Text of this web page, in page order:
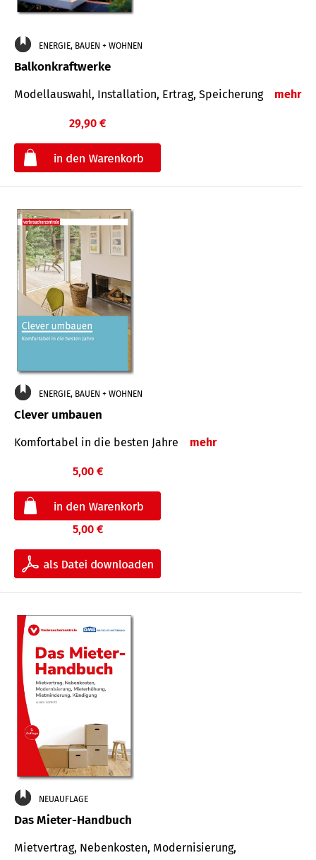
ENERGIE, BAUEN + WOHNEN
Balkonkraftwerke
Modellauswahl, Installation, Ertrag, Speicherung mehr
29,90 €
ENERGIE, BAUEN + WOHNEN
Clever umbauen
Komfortabel in die besten Jahre mehr
5,00 €
5,00 €
NEUAUFLAGE
Das Mieter-Handbuch
Mietvertrag, Nebenkosten, Modernisierung,